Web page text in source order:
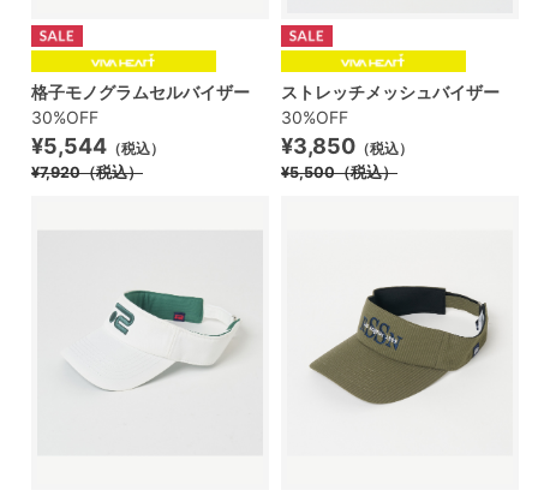
格子モノグラムセルバイザー
30%OFF
¥5,544 （税込）
¥7,920（税込）
ストレッチメッシュバイザー
30%OFF
¥3,850 （税込）
¥5,500（税込）